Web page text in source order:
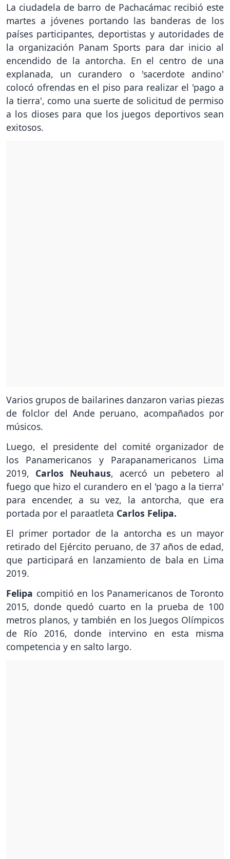
La ciudadela de barro de Pachacámac recibió este
martes a jóvenes portando las banderas de los
países participantes, deportistas y autoridades de
la organización Panam Sports para dar inicio al
encendido de la antorcha. En el centro de una
explanada, un curandero o 'sacerdote andino'
colocó ofrendas en el piso para realizar el 'pago a
la tierra', como una suerte de solicitud de permiso
a los dioses para que los juegos deportivos sean
exitosos.
Varios grupos de bailarines danzaron varias piezas
de folclor del Ande peruano, acompañados por
músicos.
Luego, el presidente del comité organizador de
los Panamericanos y Parapanamericanos Lima
2019, Carlos Neuhaus, acercó un pebetero al
fuego que hizo el curandero en el 'pago a la tierra'
para encender, a su vez, la antorcha, que era
portada por el paraatleta Carlos Felipa.
El primer portador de la antorcha es un mayor
retirado del Ejército peruano, de 37 años de edad,
que participará en lanzamiento de bala en Lima
2019.
Felipa compitió en los Panamericanos de Toronto
2015, donde quedó cuarto en la prueba de 100
metros planos, y también en los Juegos Olímpicos
de Río 2016, donde intervino en esta misma
competencia y en salto largo.